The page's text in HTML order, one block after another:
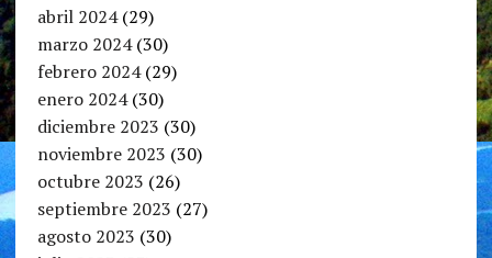
abril 2024(29)
marzo 2024(30)
febrero 2024(29)
enero 2024(30)
diciembre 2023 (30)
noviembre 2023 (30)
octubre 2023 (26)
septiembre 2023 (27)
agosto 2023 (30)